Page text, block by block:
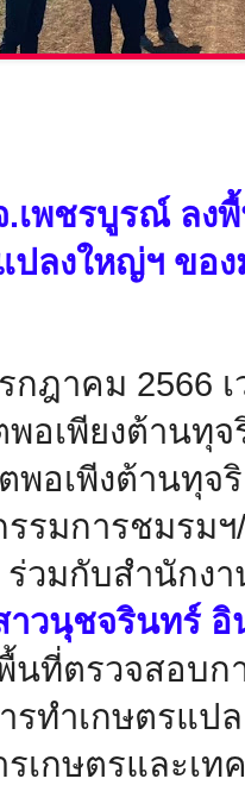
พชรบูรณ์ ลง
ปลงใหญ่ฯ ขอ
กฎาคม 2566
พอเพียงต้านทุ
พอเพีงต้านทุจ
มการชมรมฯ
ร่วมกับสำนักง
าวนุชจรินทร์
นที่ตรวจสอบก
รทำเกษตรแป
รเกษตรและเ